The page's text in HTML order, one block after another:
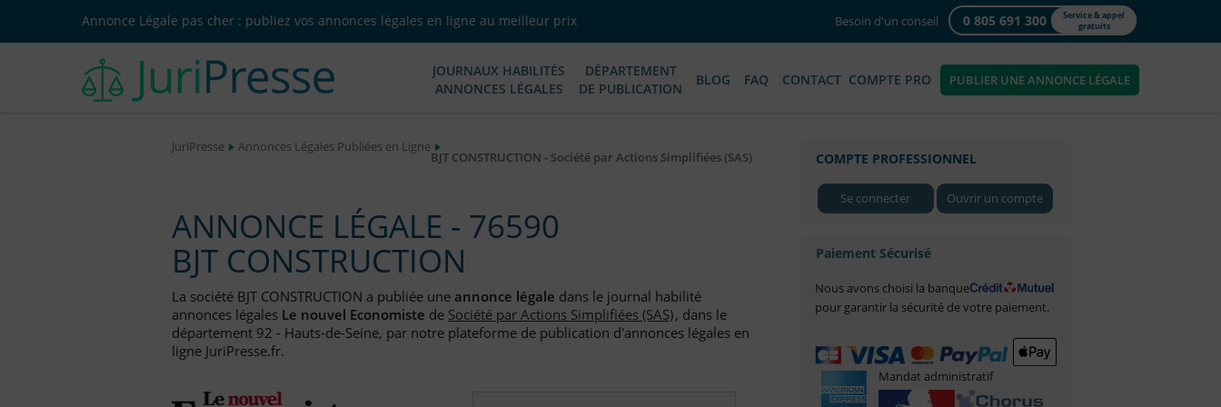
Annonce Légale pas cher : publiez vos annonces légales en ligne au meilleur prix Besoin d'un conseil 0 805 691 300
Service & appel
gratuits
JOURNAUX HABILITÉS
ANNONCES LÉGALES
DÉPARTEMENT
DE PUBLICATION
BLOG FAQ CONTACT COMPTE PRO PUBLIER UNE ANNONCE LÉGALE
JuriPresse Annonces Légales Publiées en Ligne
BJT CONSTRUCTION - Société par Actions Simplifiées (SAS)
ANNONCE LÉGALE - 76590
BJT CONSTRUCTION
La société BJT CONSTRUCTION a publiée une annonce légale dans le journal habilité
annonces légales Le nouvel Economiste de Société par Actions Simplifiées (SAS), dans le
département 92 - Hauts-de-Seine, par notre plateforme de publication d'annonces légales en
ligne JuriPresse.fr.
COMPTE PROFESSIONNEL
Se connecter Ouvrir un compte
Paiement Sécurisé
Nous avons choisi la banque
pour garantir la sécurité de votre paiement.
Mandat administratif